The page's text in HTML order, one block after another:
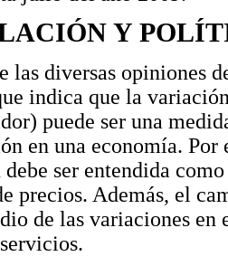
Y
las diversas opiniones
indica que la
puede ser una
en una economía.
ser entendida
precios. Además, el
de las variaciones